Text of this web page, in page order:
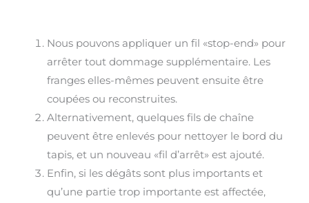
Nous pouvons appliquer un fil «stop-end» pour
arrêter tout dommage supplémentaire. Les
franges elles-mêmes peuvent ensuite être
coupées ou reconstruites.
Alternativement, quelques fils de chaîne
peuvent être enlevés pour nettoyer le bord du
tapis, et un nouveau «fil d’arrêt» est ajouté.
Enfin, si les dégâts sont plus importants et
qu’une partie trop importante est affectée,